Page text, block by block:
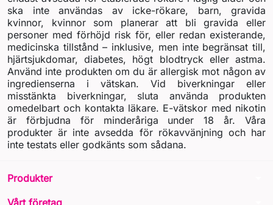
ska inte användas av icke-rökare, barn, gravida
kvinnor, kvinnor som planerar att bli gravida eller
personer med förhöjd risk för, eller redan existerande,
medicinska tillstånd – inklusive, men inte begränsat till,
hjärtsjukdomar, diabetes, högt blodtryck eller astma.
Använd inte produkten om du är allergisk mot någon av
ingredienserna i vätskan. Vid biverkningar eller
misstänkta biverkningar, sluta använda produkten
omedelbart och kontakta läkare. E-vätskor med nikotin
är förbjudna för minderåriga under 18 år. Våra
produkter är inte avsedda för rökavvänjning och har
inte testats eller godkänts som sådana.
Produkter
Vårt företag